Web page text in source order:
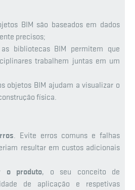
BIM são baseados em dados
precisos;
as bibliotecas BIM permitem que
trabalhem juntas em um
objetos BIM ajudam a visualizar o
física.
. Evite erros comuns e falhas
resultar em custos adicionais
o produto, o seu conceito de
de aplicação e respetivas